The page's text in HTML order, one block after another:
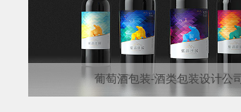
葡萄酒包装-酒类包装设计公司